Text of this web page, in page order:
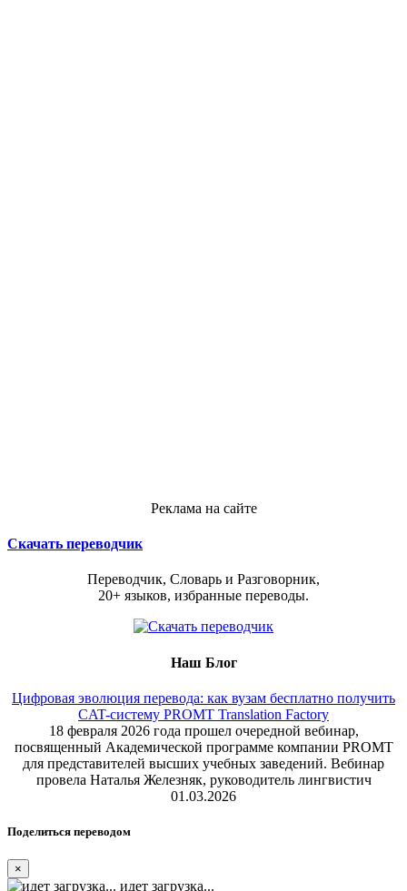
Реклама на сайте
Скачать переводчик
Переводчик, Словарь и Разговорник,
20+ языков, избранные переводы.
Наш Блог
Цифровая эволюция перевода: как вузам бесплатно получить
CAT-систему PROMT Translation Factory
18 февраля 2026 года прошел очередной вебинар,
посвященный Академической программе компании PROMT
для представителей высших учебных заведений. Вебинар
провела Наталья Железняк, руководитель лингвистич
01.03.2026
Поделиться переводом
×
идет загрузка...